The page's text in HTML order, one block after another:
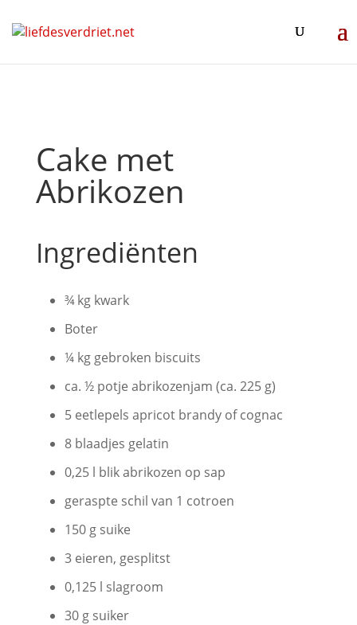
Cake met
Abrikozen
Ingrediënten
¾ kg kwark
Boter
¼ kg gebroken biscuits
ca. ½ potje abrikozenjam (ca. 225 g)
5 eetlepels apricot brandy of cognac
8 blaadjes gelatin
0,25 l blik abrikozen op sap
geraspte schil van 1 cotroen
150 g suike
3 eieren, gesplitst
0,125 l slagroom
30 g suiker